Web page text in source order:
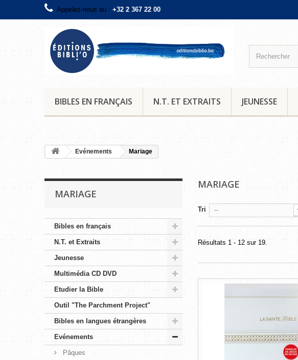
Appelez-nous au : +32 2 367 22 00
BIBLES EN FRANÇAIS N.T. ET EXTRAITS JEUNESSE
Evénements Mariage
MARIAGE
Bibles en français
N.T. et Extraits
Jeunesse
Multimédia CD DVD
Etudier la Bible
Outil "The Parchment Project"
Bibles en langues étrangères
Evénements
Pâques
MARIAGE
Tri --
Résultats 1 - 12 sur 19.